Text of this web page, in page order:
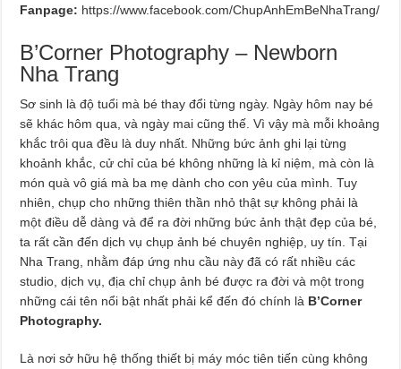
Fanpage: https://www.facebook.com/ChupAnhEmBeNhaTrang/
B’Corner Photography – Newborn
Nha Trang
Sơ sinh là độ tuổi mà bé thay đổi từng ngày. Ngày hôm nay bé
sẽ khác hôm qua, và ngày mai cũng thế. Vì vậy mà mỗi khoảng
khắc trôi qua đều là duy nhất. Những bức ảnh ghi lại từng
khoảnh khắc, cử chỉ của bé không những là kỉ niệm, mà còn là
món quà vô giá mà ba mẹ dành cho con yêu của mình. Tuy
nhiên, chụp cho những thiên thần nhỏ thật sự không phải là
một điều dễ dàng và để ra đời những bức ảnh thật đẹp của bé,
ta rất cần đến dịch vụ chụp ảnh bé chuyên nghiệp, uy tín. Tại
Nha Trang, nhằm đáp ứng nhu cầu này đã có rất nhiều các
studio, dịch vụ, địa chỉ chụp ảnh bé được ra đời và một trong
những cái tên nổi bật nhất phải kể đến đó chính là B’Corner
Photography.
Là nơi sở hữu hệ thống thiết bị máy móc tiên tiến cùng không